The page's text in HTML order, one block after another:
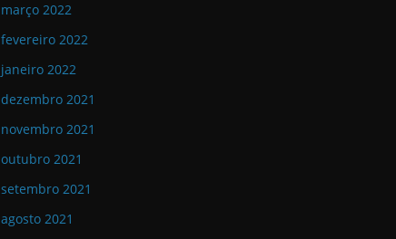
março 2022
fevereiro 2022
janeiro 2022
dezembro 2021
novembro 2021
outubro 2021
setembro 2021
agosto 2021